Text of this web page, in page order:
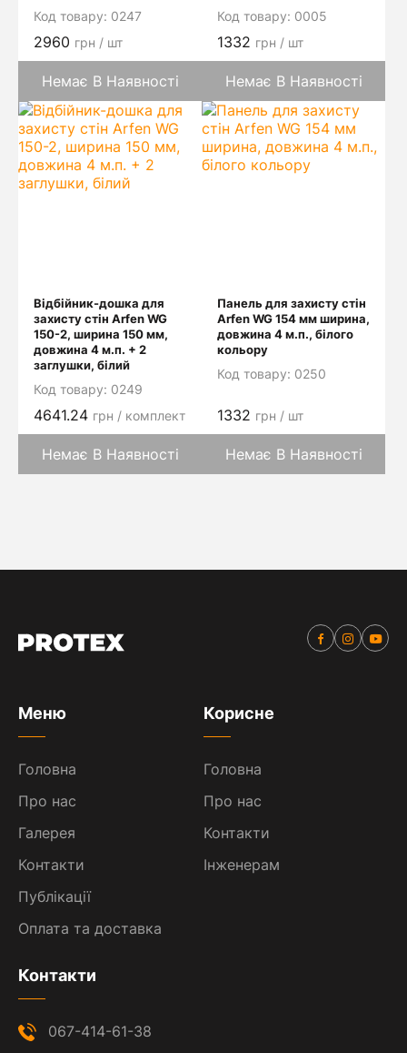
Код товару: 0247
2960 грн / шт
Немає В Наявності
Код товару: 0005
1332 грн / шт
Немає В Наявності
Відбійник-дошка для
захисту стін Arfen WG
150-2, ширина 150 мм,
довжина 4 м.п. + 2
заглушки, білий
Код товару: 0249
4641.24 грн / комплект
Немає В Наявності
Панель для захисту стін
Arfen WG 154 мм ширина,
довжина 4 м.п., білого
кольору
Код товару: 0250
1332 грн / шт
Немає В Наявності
Меню
Головна
Про нас
Галерея
Контакти
Публікації
Оплата та доставка
Корисне
Головна
Про нас
Контакти
Інженерам
Контакти
067-414-61-38